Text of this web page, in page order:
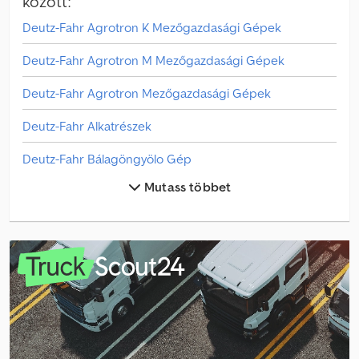
Állapot Műszaki állapot: jó Esztétikai állapot: jó Sérülések: nincs
Deutz-Fahr Agrotron K Mezőgazdasági Gépek
Deutz-Fahr Agrotron M Mezőgazdasági Gépek
Deutz-Fahr Agrotron Mezőgazdasági Gépek
Deutz-Fahr Alkatrészek
Deutz-Fahr Bálagöngyölo Gép
Deutz-Fahr D Mezőgazdasági Gépek
Deutz-Fahr Dx Mezőgazdasági Gépek
Deutz-Fahr Főnyíró
Deutz-Fahr K Mezőgazdasági Gépek
Deutz-Fahr M Mezőgazdasági Gépek
Deutz-Fahr Mezőgazdasági Gépek
Mutass többet